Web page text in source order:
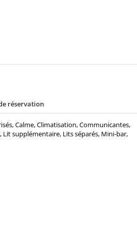
réservation
Calme, Climatisation, Communicantes,
Lit supplémentaire, Lits séparés, Mini-bar,